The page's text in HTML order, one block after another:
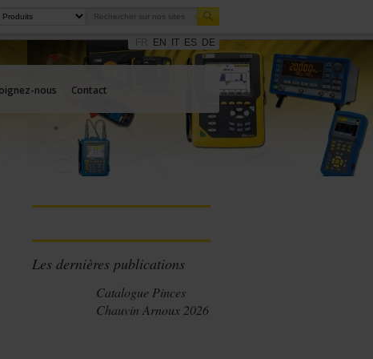
EN IT ES DE
nous Contact
Les dernières publications
Catalogue Pinces
Chauvin Arnoux 2026